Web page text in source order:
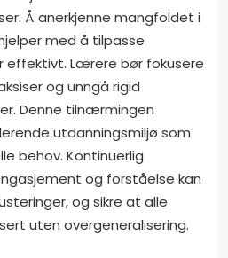
Å anerkjenne mangfoldet i
med å tilpasse
effektivt. Lærere bør fokusere
og unngå rigid
Denne tilnærmingen
utdanningsmiljø som
behov. Kontinuerlig
og forståelse kan
og sikre at alle
uten overgeneralisering.